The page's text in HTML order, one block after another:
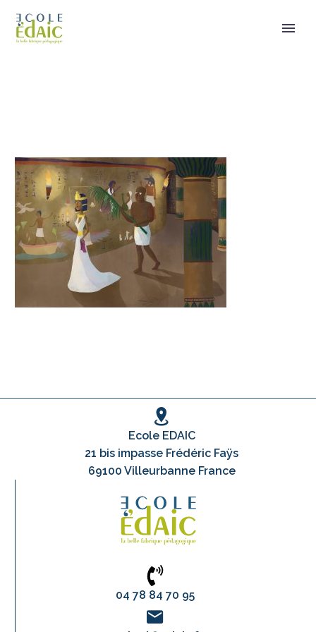
Ecole EDAIC
21 bis impasse Frédéric Faÿs
69100 Villeurbanne France
04 78 84 70 95